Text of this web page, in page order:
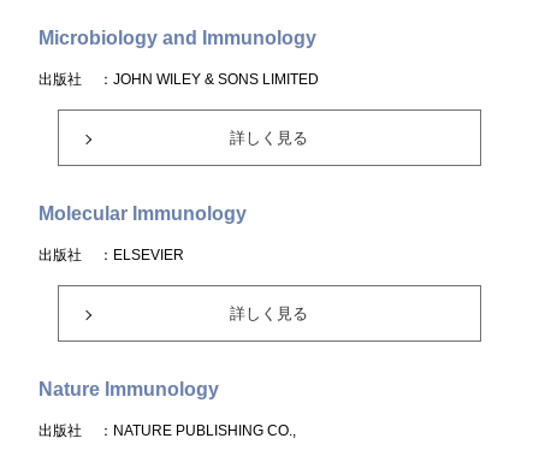
Microbiology and Immunology
出版社 ：JOHN WILEY & SONS LIMITED
詳しく見る
Molecular Immunology
出版社 ：ELSEVIER
詳しく見る
Nature Immunology
出版社 ：NATURE PUBLISHING CO.,